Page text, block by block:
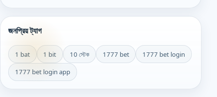
জনপ্রিয় ট্যাগ
1 bat 1 bit 10 স্টেক 1777 bet 1777 bet login
1777 bet login app